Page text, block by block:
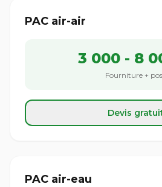
PAC air-air
3 000 - 8
Fourniture +
Devis
PAC air-eau